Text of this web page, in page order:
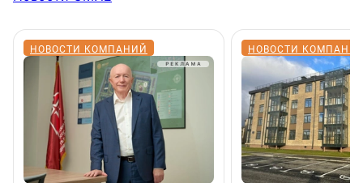
НОВОСТИ КОМПАНИЙ НОВОСТИ